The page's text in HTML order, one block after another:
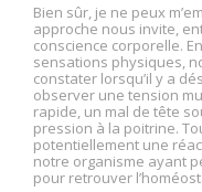
Bien sûr, je ne peux
approche nous invite,
conscience corporelle.
sensations physiques,
constater lorsqu’il y a
observer une tension
rapide, un mal de tête
pression à la poitrine.
potentiellement une
notre organisme ayant
pour retrouver